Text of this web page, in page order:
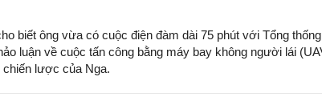
biết ông vừa có cuộc điện đàm dài 75 phút với Tổng
luận về cuộc tấn công bằng máy bay không người lái
lược của Nga.